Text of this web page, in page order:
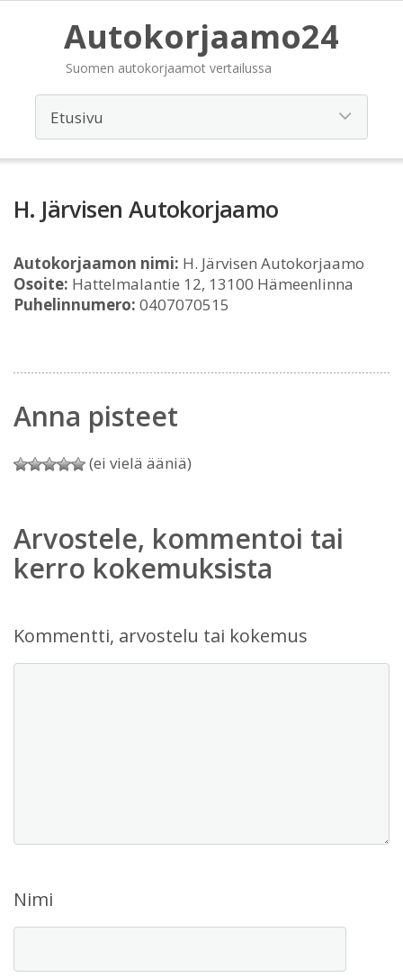
Autokorjaamo24
Suomen autokorjaamot vertailussa
H. Järvisen Autokorjaamo
Autokorjaamon nimi: H. Järvisen Autokorjaamo
Osoite: Hattelmalantie 12, 13100 Hämeenlinna
Puhelinnumero: 0407070515
Anna pisteet
(ei vielä ääniä)
Arvostele, kommentoi tai
kerro kokemuksista
Kommentti, arvostelu tai kokemus
Nimi